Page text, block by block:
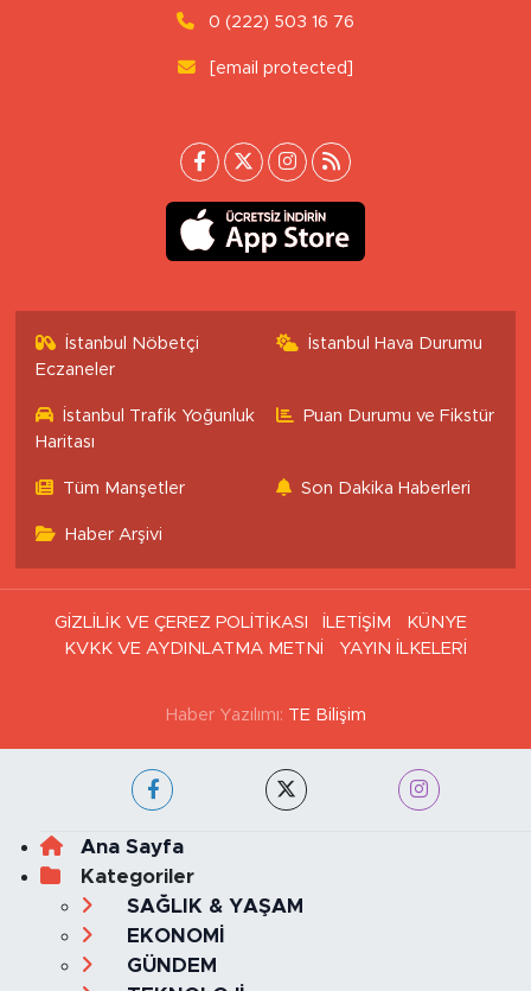
0 (222) 503 16 76
[email protected]
İstanbul Nöbetçi
Eczaneler
İstanbul Hava Durumu
İstanbul Trafik Yoğunluk
Haritası
Puan Durumu ve Fikstür
Tüm Manşetler Son Dakika Haberleri
Haber Arşivi
GİZLİLİK VE ÇEREZ POLİTİKASI İLETİŞİM
KÜNYE
KVKK VE AYDINLATMA METNİ
YAYIN İLKELERİ
Haber Yazılımı: TE Bilişim
Ana Sayfa
Kategoriler
SAĞLIK & YAŞAM
EKONOMİ
GÜNDEM